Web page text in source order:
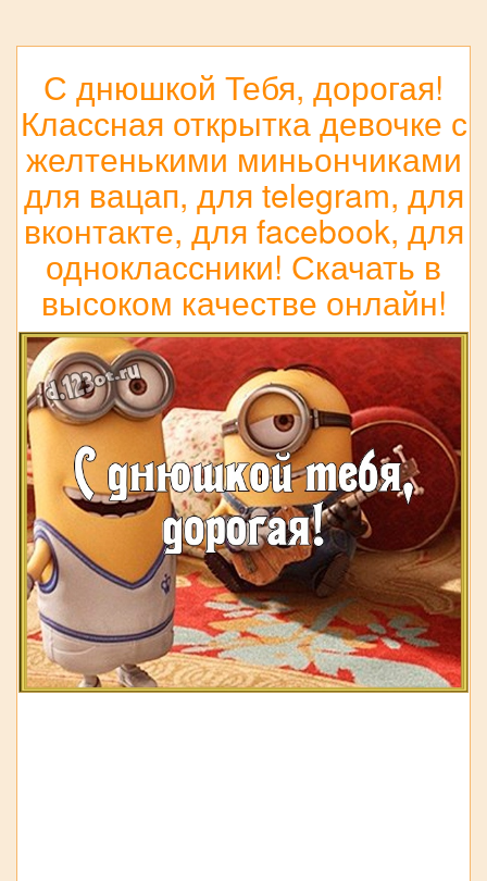
С днюшкой Тебя, дорогая!
Классная открытка девочке с
желтенькими миньончиками
для вацап, для telegram, для
вконтакте, для facebook, для
одноклассники! Скачать в
высоком качестве онлайн!